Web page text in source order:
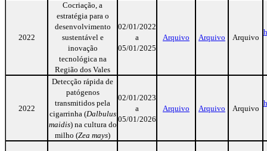
2022
Cocriação, a
estratégia para o
desenvolvimento
sustentável e
inovação
tecnológica na
Região dos Vales
02/01/2022
a
05/01/2025
Arquivo Arquivo Arquivo
2022
Detecção rápida de
patógenos
transmitidos pela
cigarrinha (Dalbulus
maidis) na cultura do
milho (Zea mays)
02/01/2023
a
05/01/2026
Arquivo Arquivo Arquivo